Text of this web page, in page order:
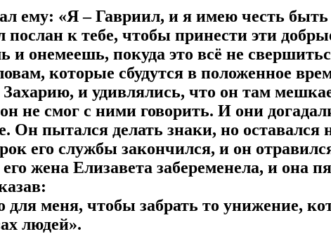
ему: «Я – Гавриил, и я имею честь
к тебе, чтобы принести эти
и онемеешь, покуда это всё не
которые сбудутся в положенное
и удивлялись, что он там
не смог с ними говорить. И они
Он пытался делать знаки, но оставался
его службы закончился, и он
жена Елизавета забеременела, и она
для меня, чтобы забрать то унижение,
людей».